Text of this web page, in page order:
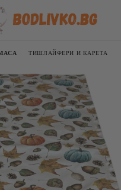
ТИШЛАЙФЕРИ И КАРЕТА